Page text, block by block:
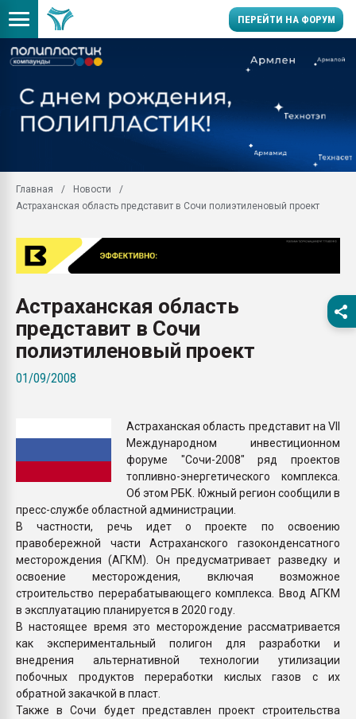
ПЕРЕЙТИ НА ФОРУМ
заводу пластмасс"
28.07.2026
28.07.2026
ПЕРЕЙТИ НА
Главная
Новости
Астраханская область представит в Сочи полиэтиленовый проект
Астраханская область
представит в Сочи
полиэтиленовый проект
01/09/2008
Астраханская область представит на VII
Международном инвестиционном
форуме "Сочи-2008" ряд проектов
топливно-энергетического комплекса.
Об этом РБК. Южный регион сообщили в
пресс-службе областной администрации.
В частности, речь идет о проекте по освоению
правобережной части Астраханского газоконденсатного
месторождения (АГКМ). Он предусматривает разведку и
освоение месторождения, включая возможное
строительство перерабатывающего комплекса. Ввод АГКМ
в эксплуатацию планируется в 2020 году.
В настоящее время это месторождение рассматривается
как экспериментальный полигон для разработки и
внедрения альтернативной технологии утилизации
побочных продуктов переработки кислых газов с их
обратной закачкой в пласт.
Также в Сочи будет представлен проект строительства